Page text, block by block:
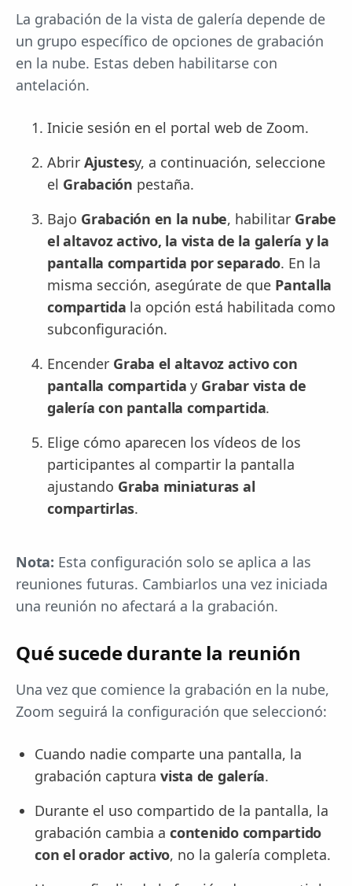
La grabación de la vista de galería depende de
un grupo específico de opciones de grabación
en la nube. Estas deben habilitarse con
antelación.
Inicie sesión en el portal web de Zoom.
Abrir Ajustesy, a continuación, seleccione
el Grabación pestaña.
Bajo Grabación en la nube, habilitar Grabe
el altavoz activo, la vista de la galería y la
pantalla compartida por separado. En la
misma sección, asegúrate de que Pantalla
compartida la opción está habilitada como
subconfiguración.
Encender Graba el altavoz activo con
pantalla compartida y Grabar vista de
galería con pantalla compartida.
Elige cómo aparecen los vídeos de los
participantes al compartir la pantalla
ajustando Graba miniaturas al
compartirlas.
Nota: Esta configuración solo se aplica a las
reuniones futuras. Cambiarlos una vez iniciada
una reunión no afectará a la grabación.
Qué sucede durante la reunión
Una vez que comience la grabación en la nube,
Zoom seguirá la configuración que seleccionó:
Cuando nadie comparte una pantalla, la
grabación captura vista de galería.
Durante el uso compartido de la pantalla, la
grabación cambia a contenido compartido
con el orador activo, no la galería completa.